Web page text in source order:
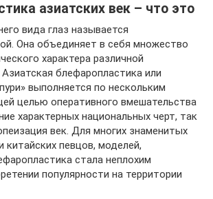
азиатских век – что это
вида глаз называется
Она объединяет в себя множество
характера различной
блефаропластика или
выполняется по нескольким
целью оперативного вмешательства
характерных национальных черт, так
век. Для многих знаменитых
китайских певцов, моделей,
стала неплохим
популярности на территории